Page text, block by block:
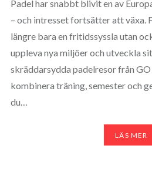
Padel har snabbt blivit en av
– och intresset fortsätter att växa.
längre bara en fritidssyssla utan
uppleva nya miljöer och utveckla
skräddarsydda padelresor från
kombinera träning, semester och
du…
LÄS MER